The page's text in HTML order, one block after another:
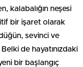
kalabalığın neşesi
bir işaret olarak
sevinci ve
de hayatınızdaki
bir başlangıç